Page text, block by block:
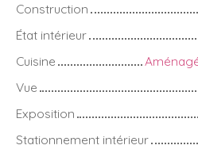
Construction
État intérieur
Cuisine
Vue
Exposition
Stationnement intérieur